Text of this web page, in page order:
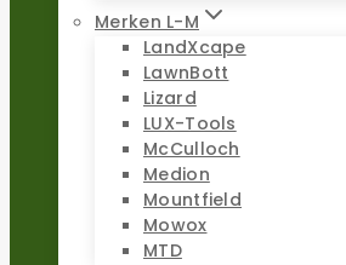
Merken L-M
LandXcape
LawnBott
Lizard
LUX-Tools
McCulloch
Medion
Mountfield
Mowox
MTD